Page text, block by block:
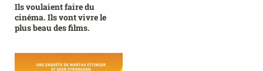
Ils voulaient faire du
cinéma. Ils vont vivre le
plus beau des films.